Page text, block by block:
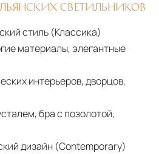
СВЕТИЛЬНИКОВ
стиль (Классика)
материалы, элегантные
интерьеров, дворцов,
бра с позолотой,
дизайн (Contemporary)